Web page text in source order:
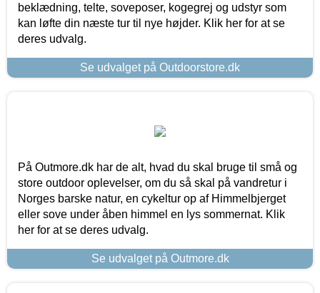
beklædning, telte, soveposer, kogegrej og udstyr som
kan løfte din næste tur til nye højder. Klik her for at se
deres udvalg.
Se udvalget på Outdoorstore.dk
På Outmore.dk har de alt, hvad du skal bruge til små og
store outdoor oplevelser, om du så skal på vandretur i
Norges barske natur, en cykeltur op af Himmelbjerget
eller sove under åben himmel en lys sommernat. Klik
her for at se deres udvalg.
Se udvalget på Outmore.dk